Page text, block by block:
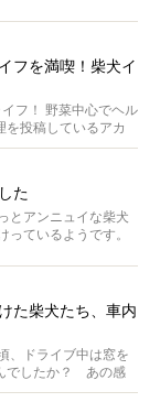
フを満喫！柴犬イ
フ！ 野菜中心でヘル
を投稿しているアカ
た
とアンニュイな柴犬
ているようです。
た柴犬たち、車内
、ドライブ中は窓を
でしたか？ あの感